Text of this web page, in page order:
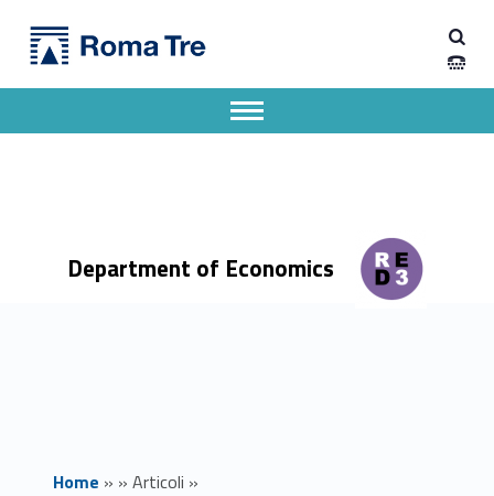
Nuovo scaffale dedicato alla divulgazione scientifica - Dipartimento di Economia
Department of Economics
Apri il menu secondario
Header info sidebar
Home » » Articoli »